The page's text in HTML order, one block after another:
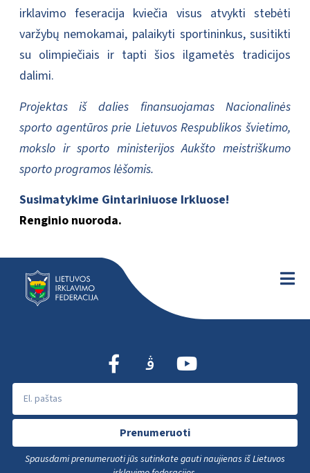
irklavimo feseracija kviečia visus atvykti stebėti
varžybų nemokamai, palaikyti sportininkus, susitikti
su olimpiečiais ir tapti šios ilgametės tradicijos
dalimi.
Projektas iš dalies finansuojamas Nacionalinės
sporto agentūros prie Lietuvos Respublikos švietimo,
mokslo ir sporto ministerijos Aukšto meistriškumo
sporto programos lėšomis.
Susimatykime Gintariniuose Irkluose!
Renginio nuoroda.
Prenumeruoti
Spausdami prenumeruoti jūs sutinkate gauti naujienas iš Lietuvos